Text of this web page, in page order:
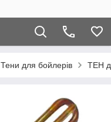
Тени для бойлерів ТЕН